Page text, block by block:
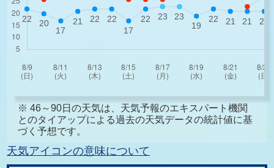
※ 46～90日の天気は、天気予報のエキスパート機関
とのタイアップによる過去の天気データの統計値に基
づく予想です。
天気アイコンの意味について